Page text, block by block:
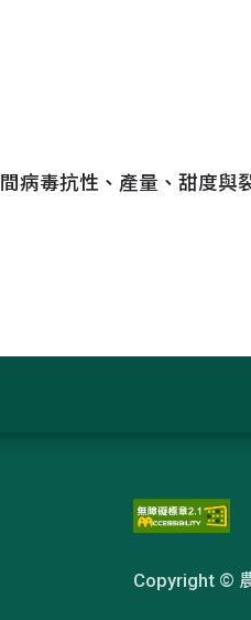
病毒抗性、產量、甜度與
Copyright ©